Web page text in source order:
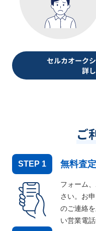
セルカオーク
詳
ご
STEP 1 無料査
フォーム
さい。お
のご連絡
い営業電